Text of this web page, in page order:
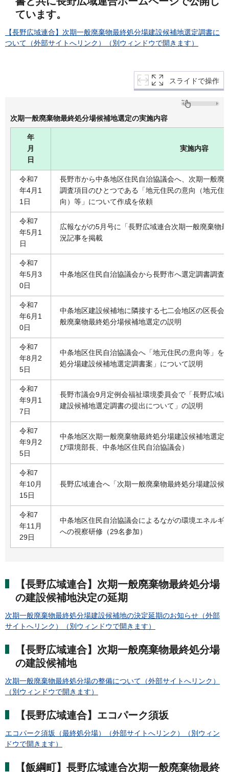
ています。
【長野広域連合】次期一般廃棄物最終処分場建設候補地選定調書に
ついて（外部サイトへリンク）（別ウィンドウで開きます）
スライドで操作
次期一般廃棄物最終処分場候補地選定の実施内容
年
月
日
実施内容
令和7
年4月1
1日
長野市から中条地区住民自治協議会へ、次期一般廃
調査項目のひとつである「地元住民の意向（地元住
向）等」について作成を依頼
令和7
年5月1
日
広報ながの5月号に「長野広域連合次期一般廃棄物
況記事を掲載
令和7
年5月3
0日
中条地区住民自治協議会から長野市へ選定調書調査
令和7
年6月1
0日
中条地区建設候補地に隣接する七二会地区の区長会
般廃棄物最終処分場候補地選定の説明
令和7
年8月2
5日
中条地区住民自治協議会へ「地元住民の意向等」を
処分場建設候補地選定調書案」について説明
令和7
年9月1
7日
長野市議会9月定例会福祉環境委員会で「長野広域
建設候補地選定調書の提出について」の説明
令和7
年9月2
5日
中条地区次期一般廃棄物最終処分場建設候補地選定
び環境部長、中条地区住民自治協議会）
令和7
年10月
15日
長野広域連合へ「次期一般廃棄物最終処分場建設候
令和7
年11月
29日
中条地区住民自治協議会によるながの環境エネルギ
への視察研修（29名参加）
【長野広域連合】次期一般廃棄物最終処分場
の建設候補地決定の延期
次期一般廃棄物最終処分場建設候補地の決定延期のお知らせ（外部
サイトへリンク）（別ウィンドウで開きます）
【長野広域連合】次期一般廃棄物最終処分場
の建設候補地
次期一般廃棄物最終処分場の整備について（外部サイトへリンク）
（別ウィンドウで開きます）
【長野広域連合】エコパーク須坂
エコパーク須坂（最終処分場）（外部サイトへリンク）（別ウィン
ドウで開きます）
【飯綱町】長野広域連合次期一般廃棄物最終